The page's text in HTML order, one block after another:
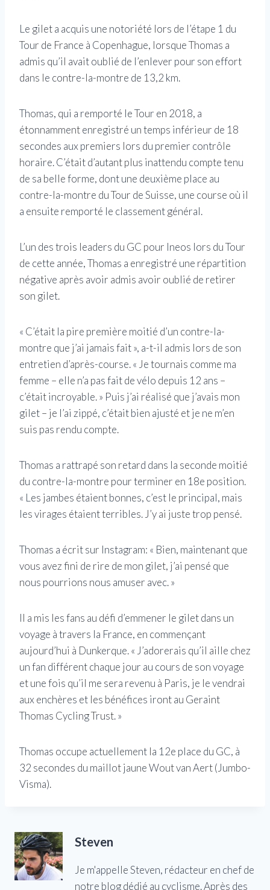
Le gilet a acquis une notoriété lors de l’étape 1 du
Tour de France à Copenhague, lorsque Thomas a
admis qu’il avait oublié de l’enlever pour son effort
dans le contre-la-montre de 13,2 km.
Thomas, qui a remporté le Tour en 2018, a
étonnamment enregistré un temps inférieur de 18
secondes aux premiers lors du premier contrôle
horaire. C’était d’autant plus inattendu compte tenu
de sa belle forme, dont une deuxième place au
contre-la-montre du Tour de Suisse, une course où il
a ensuite remporté le classement général.
L’un des trois leaders du GC pour Ineos lors du Tour
de cette année, Thomas a enregistré une répartition
négative après avoir admis avoir oublié de retirer
son gilet.
« C’était la pire première moitié d’un contre-la-
montre que j’ai jamais fait », a-t-il admis lors de son
entretien d’après-course. « Je tournais comme ma
femme – elle n’a pas fait de vélo depuis 12 ans –
c’était incroyable. » Puis j’ai réalisé que j’avais mon
gilet – je l’ai zippé, c’était bien ajusté et je ne m’en
suis pas rendu compte.
Thomas a rattrapé son retard dans la seconde moitié
du contre-la-montre pour terminer en 18e position.
« Les jambes étaient bonnes, c’est le principal, mais
les virages étaient terribles. J’y ai juste trop pensé.
Thomas a écrit sur Instagram: « Bien, maintenant que
vous avez fini de rire de mon gilet, j’ai pensé que
nous pourrions nous amuser avec. »
Il a mis les fans au défi d’emmener le gilet dans un
voyage à travers la France, en commençant
aujourd’hui à Dunkerque. « J’adorerais qu’il aille chez
un fan différent chaque jour au cours de son voyage
et une fois qu’il me sera revenu à Paris, je le vendrai
aux enchères et les bénéfices iront au Geraint
Thomas Cycling Trust. »
Thomas occupe actuellement la 12e place du GC, à
32 secondes du maillot jaune Wout van Aert (Jumbo-
Visma).
Steven
Je m'appelle Steven, rédacteur en chef de
notre blog dédié au cyclisme. Après des